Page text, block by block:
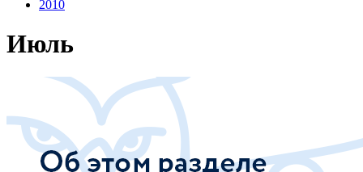
2010
Июль